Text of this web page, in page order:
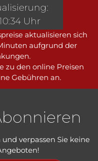
aktualisieren sich
aufgrund der
zu den online Preisen
Gebühren an.
Uhr
verpassen Sie keine